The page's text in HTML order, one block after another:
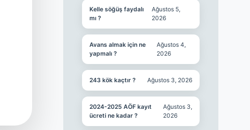
Kelle söğüş faydalı
mı ?
Ağustos 5,
2026
Avans almak için ne
yapmalı ?
Ağustos 4,
2026
243 kök kaçtır ? Ağustos 3, 2026
2024-2025 AÖF kayıt
ücreti ne kadar ?
Ağustos 3,
2026